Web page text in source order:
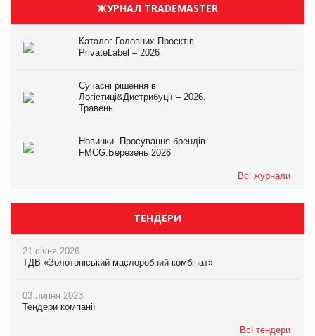
ЖУРНАЛ TRADEMASTER
Каталог Головних Проєктів
PrivateLabel – 2026
Сучасні рішення в
Логістиці&Дистрибуції – 2026.
Травень
Новинки. Просування брендів
FMCG.Березень 2026
Всі журнали
ТЕНДЕРИ
21 січня 2026
ТДВ «Золотоніський маслоробний комбінат»
03 липня 2023
Тендери компанії
Всі тендери